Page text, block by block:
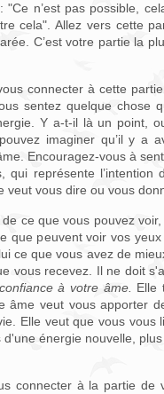
"Ce n’est pas possible,
cela". Allez vers cette
C’est votre partie la
connecter à cette
sentez quelque chose
Y a-t-il là un point,
imaginer qu’il y a
Encouragez-vous à
représente l’intention
vous dire ou vous
ce que vous pouvez
que peuvent voir vos
ce que vous avez de
vous recevez. Il ne doit
à votre âme.
Elle
âme veut vous apporter
Elle veut que vous
énergie nouvelle,
connecter à la partie